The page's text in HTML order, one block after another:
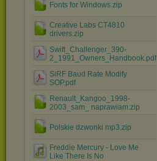
Fonts for Windows.zip
Creative Labs CT4810
drivers.zip
Swift_Challenger_390-
2_1991_Owners_Handbook.pdf
SiRF Baud Rate Modify
SOP.pdf
Renault_Kangoo_1998-
2003_sam_ naprawiam.zip
Polskie dzwonki mp3.zip
Freddie Mercury - Love Me
Like There Is No